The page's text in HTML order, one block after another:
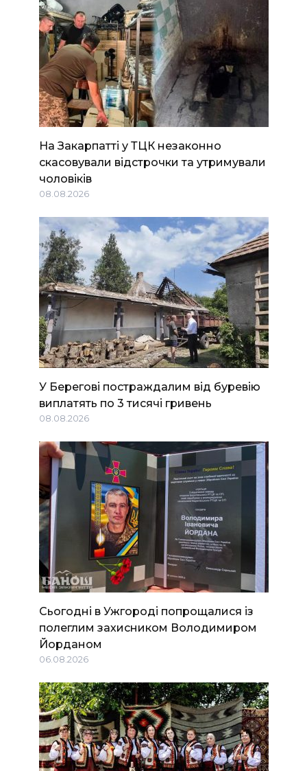
На Закарпатті у ТЦК незаконно
скасовували відстрочки та утримували
чоловіків
08.08.2026
У Берегові постраждалим від буревію
виплатять по 3 тисячі гривень
08.08.2026
Сьогодні в Ужгороді попрощалися із
полеглим захисником Володимиром
Йорданом
06.08.2026